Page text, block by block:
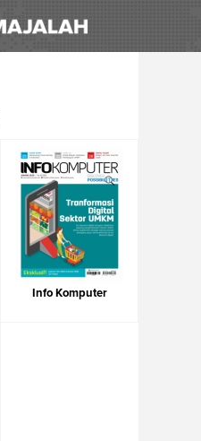
Info Komputer